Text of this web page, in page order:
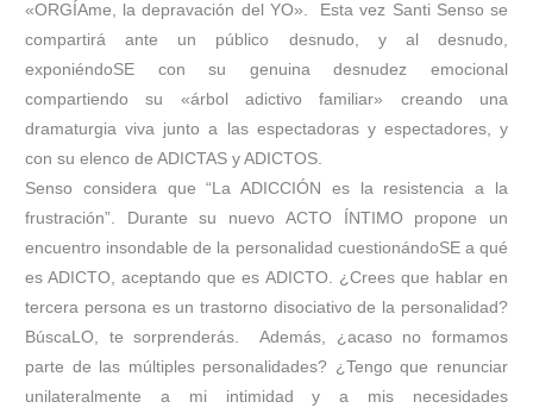
«ORGÍAme, la depravación del YO». Esta vez Santi Senso se
compartirá ante un público desnudo, y al desnudo,
exponiéndoSE con su genuina desnudez emocional
compartiendo su «árbol adictivo familiar» creando una
dramaturgia viva junto a las espectadoras y espectadores, y
con su elenco de ADICTAS y ADICTOS.
Senso considera que “La ADICCIÓN es la resistencia a la
frustración”. Durante su nuevo ACTO ÍNTIMO propone un
encuentro insondable de la personalidad cuestionándoSE a qué
es ADICTO, aceptando que es ADICTO. ¿Crees que hablar en
tercera persona es un trastorno disociativo de la personalidad?
BúscaLO, te sorprenderás. Además, ¿acaso no formamos
parte de las múltiples personalidades? ¿Tengo que renunciar
unilateralmente a mi intimidad y a mis necesidades